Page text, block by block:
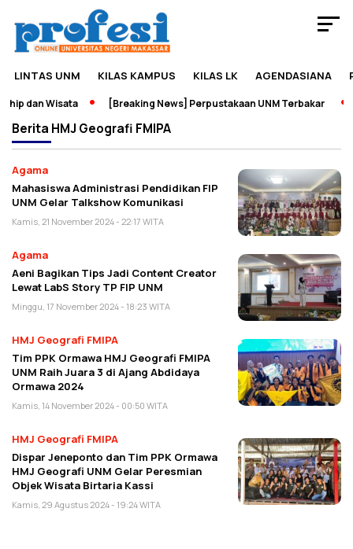
LINTAS UNM KILAS KAMPUS KILAS LK AGENDASIANA
dan Wisata [Breaking News] Perpustakaan UNM Terbakar
Berita HMJ Geografi FMIPA
Agama
Mahasiswa Administrasi Pendidikan FIP
UNM Gelar Talkshow Komunikasi
Kamis, 21 November 2024 - 22:17 WITA
Agama
Aeni Bagikan Tips Jadi Content Creator
Lewat LabS Story TP FIP UNM
Minggu, 17 November 2024 - 18:23 WITA
HMJ Geografi FMIPA
Tim PPK Ormawa HMJ Geografi FMIPA
UNM Raih Juara 3 di Ajang Abdidaya
Ormawa 2024
Kamis, 14 November 2024 - 00:50 WITA
HMJ Geografi FMIPA
Dispar Jeneponto dan Tim PPK Ormawa
HMJ Geografi UNM Gelar Peresmian
Objek Wisata Birtaria Kassi
Kamis, 29 Agustus 2024 - 19:24 WITA